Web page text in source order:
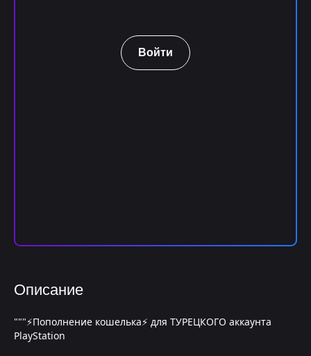
Войти
Описание
"""⚡Пополнение кошелька⚡ для ТУРЕЦКОГО аккаунта
PlayStation